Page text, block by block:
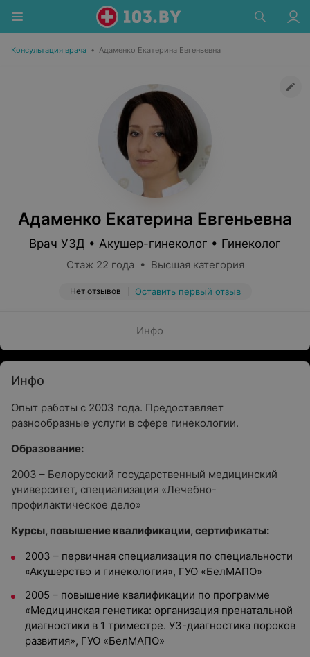
Консультация врача • Адаменко Екатерина Евгеньевна
Адаменко Екатерина Евгеньевна
Врач УЗД • Акушер-гинеколог • Гинеколог
Стаж 22 года • Высшая категория
Нет отзывов Оставить первый отзыв
Инфо
Инфо
Опыт работы с 2003 года. Предоставляет
разнообразные услуги в сфере гинекологии.
Образование:
2003 – Белорусский государственный медицинский
университет, специализация «Лечебно-
профилактическое дело»
Курсы, повышение квалификации, сертификаты:
2003 – первичная специализация по специальности
«Акушерство и гинекология», ГУО «БелМАПО»
2005 – повышение квалификации по программе
«Медицинская генетика: организация пренатальной
диагностики в 1 триместре. УЗ-диагностика пороков
развития», ГУО «БелМАПО»